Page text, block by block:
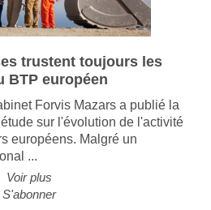
trustent toujours les
BTP européen
Forvis Mazars a publié la
sur l'évolution de l'activité
européens. Malgré un
...
Voir plus
S'abonner